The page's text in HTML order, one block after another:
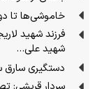
خاموشی‌ها تا
فرزند شهید
شهید علی…
دستگیری سارق